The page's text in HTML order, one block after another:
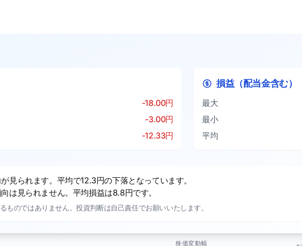
-18.00円
-3.00円
-12.33円
損益（配当金含む）
最大
最小
平均
見られます。平均で12.3円の下落となっています。
は見られません。平均損益は8.8円です。
のではありません。投資判断は自己責任でお願いいたします。
株価変動幅